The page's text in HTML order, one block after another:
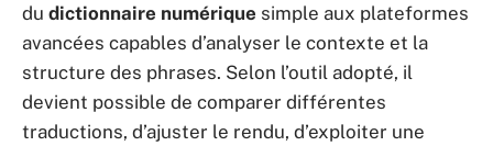
du dictionnaire numérique simple aux plateformes
avancées capables d’analyser le contexte et la
structure des phrases. Selon l’outil adopté, il
devient possible de comparer différentes
traductions, d’ajuster le rendu, d’exploiter une